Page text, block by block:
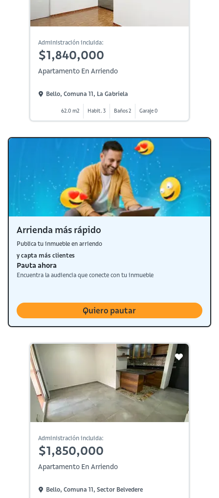
Administración incluida:
$1,840,000
Apartamento En Arriendo
Bello, Comuna 11, La Gabriela
62.0 m2 Habit. 3 Baños 2 Garaje 0
Arrienda más rápido
Publica tu inmueble en arriendo
y capta más clientes
Pauta ahora
Encuentra la audiencia que conecte con tu inmueble
Quiero pautar
Administración incluida:
$1,850,000
Apartamento En Arriendo
Bello, Comuna 11, Sector Belvedere